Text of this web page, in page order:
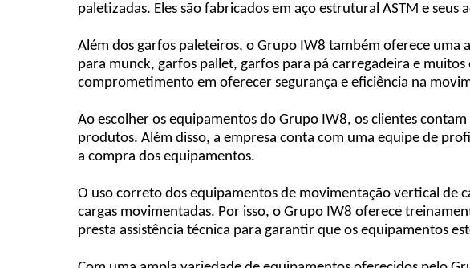
paletizadas. Eles são fabricados em aço estrutural ASTM e
Além dos garfos paleteiros, o Grupo IW8 também oferece
para munck, garfos pallet, garfos para pá carregadeira e
comprometimento em oferecer segurança e eficiência na
Ao escolher os equipamentos do Grupo IW8, os clientes
produtos. Além disso, a empresa conta com uma equipe de
a compra dos equipamentos.
O uso correto dos equipamentos de movimentação vertical de
cargas movimentadas. Por isso, o Grupo IW8 oferece
presta assistência técnica para garantir que os equipamentos